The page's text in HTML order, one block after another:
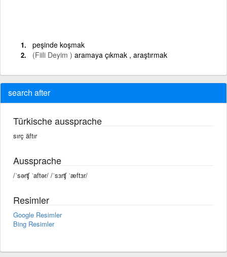
peşinde koşmak
(Fiili Deyim ) aramaya çıkmak , araştırmak
search after
Türkische aussprache
sırç äftır
Aussprache
/ˈsərʧ ˈaftər/ /ˈsɜrʧ ˈæftɜr/
Resimler
Google Resimler
Bing Resimler